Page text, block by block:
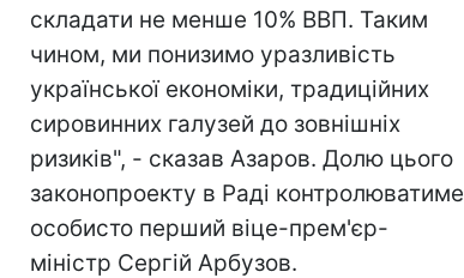
складати не менше 10% ВВП. Таким
чином, ми понизимо уразливість
української економіки, традиційних
сировинних галузей до зовнішніх
ризиків", - сказав Азаров. Долю цього
законопроекту в Раді контролюватиме
особисто перший віце-прем'єр-
міністр Сергій Арбузов.